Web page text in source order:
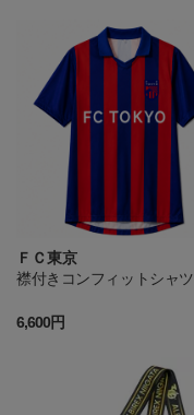
ＦＣ東京
襟付きコンフィットシャツ
6,600円